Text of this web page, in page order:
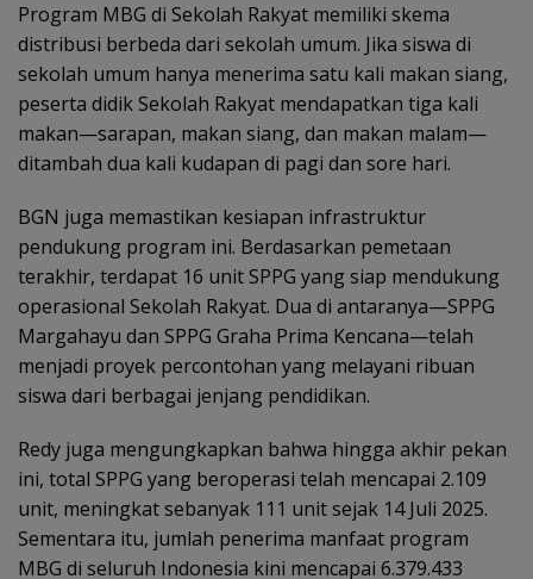
Program MBG di Sekolah Rakyat memiliki skema
distribusi berbeda dari sekolah umum. Jika siswa di
sekolah umum hanya menerima satu kali makan siang,
peserta didik Sekolah Rakyat mendapatkan tiga kali
makan—sarapan, makan siang, dan makan malam—
ditambah dua kali kudapan di pagi dan sore hari.
BGN juga memastikan kesiapan infrastruktur
pendukung program ini. Berdasarkan pemetaan
terakhir, terdapat 16 unit SPPG yang siap mendukung
operasional Sekolah Rakyat. Dua di antaranya—SPPG
Margahayu dan SPPG Graha Prima Kencana—telah
menjadi proyek percontohan yang melayani ribuan
siswa dari berbagai jenjang pendidikan.
Redy juga mengungkapkan bahwa hingga akhir pekan
ini, total SPPG yang beroperasi telah mencapai 2.109
unit, meningkat sebanyak 111 unit sejak 14 Juli 2025.
Sementara itu, jumlah penerima manfaat program
MBG di seluruh Indonesia kini mencapai 6.379.433